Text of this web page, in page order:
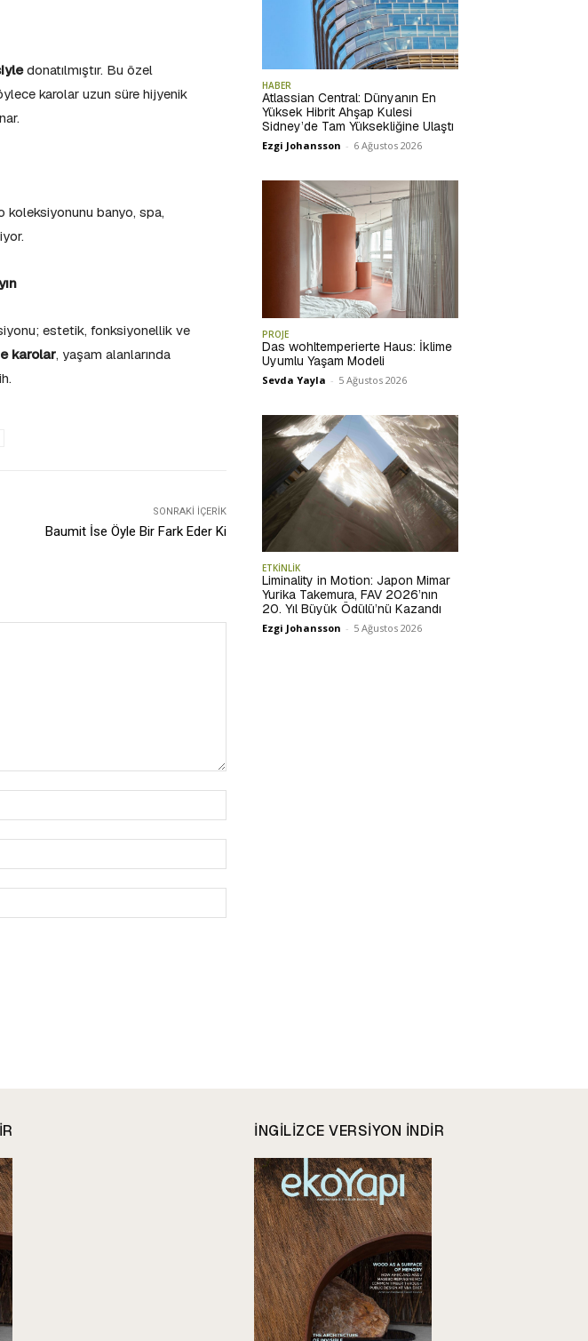
donatılmıştır. Bu özel
karolar uzun süre hijyenik
koleksiyonunu banyo, spa,
estetik, fonksiyonellik ve
karolar, yaşam alanlarında
SONRAKI İÇERIK
Baumit İse Öyle Bir Fark Eder Ki
Posta:*
HABER
Atlassian Central: Dünyanın En
Yüksek Hibrit Ahşap Kulesi
Sidney’de Tam Yüksekliğine Ulaştı
Ezgi Johansson - 6 Ağustos 2026
PROJE
Das wohltemperierte Haus: İklime
Uyumlu Yaşam Modeli
Sevda Yayla - 5 Ağustos 2026
ETKİNLİK
Liminality in Motion: Japon Mimar
Yurika Takemura, FAV 2026’nın
20. Yıl Büyük Ödülü’nü Kazandı
Ezgi Johansson - 5 Ağustos 2026
INGILIZCE VERSIYON INDIR